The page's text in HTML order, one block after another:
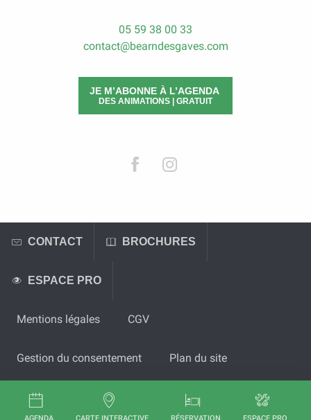
05 59 38 00 33
contact@bearndesgaves.com
JE M’ABONNE À L’AGENDA
DES ANIMATIONS | GRATUIT
CONTACT BROCHURES
ESPACE PRO
Mentions légales CGV
Gestion du consentement Plan du site